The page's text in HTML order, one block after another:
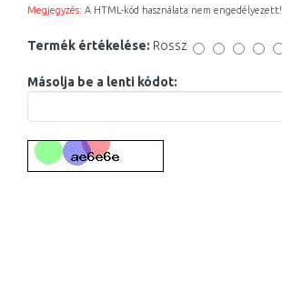
Megjegyzés: A HTML-kód használata nem engedélyezett!
Termék értékelése: Rossz
Másolja be a lenti kódot: